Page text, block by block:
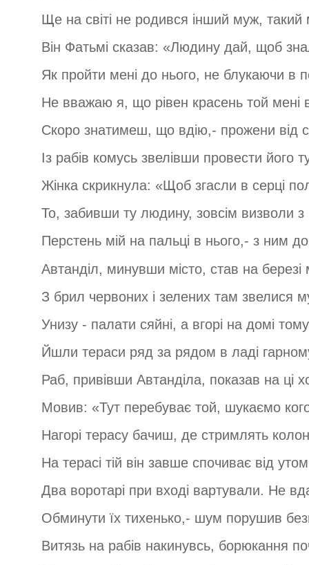
Ще на світі не родився інший муж, такий
Він Фатьмі сказав: «Людину дай, щоб
Як пройти мені до нього, не блукаючи в
Не вважаю я, що рівен красень той мені
Скоро знатимеш, що вдію,- прожени від
Із рабів комусь звелівши провести його
Жінка скрикнула: «Щоб згасли в серці
То, забивши ту людину, зовсім визволи з
Перстень мій на пальці в нього,- з ним
Автанділ, минувши місто, став на березі
З брил червоних і зелених там звелися
Унизу - палати сяйні, а вгорі на домі тому
Йшли тераси ряд за рядом в ладі
Раб, привівши Автанділа, показав на ці
Мовив: «Тут перебуває той, шукаємо
Нагорі терасу бачиш, де стримлять
На терасі тій він завше спочиває від
Два воротарі при вході вартували. Не
Обминути їх тихенько,- шум порушив
Витязь на рабів накинувсь, борюкання